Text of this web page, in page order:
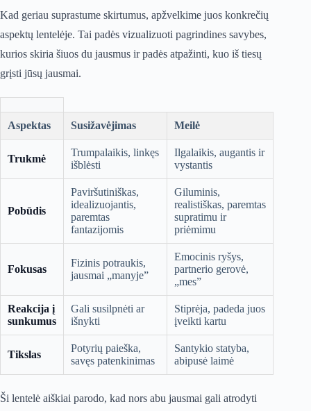
Kad geriau suprastume skirtumus, apžvelkime juos konkrečių
aspektų lentelėje. Tai padės vizualizuoti pagrindines savybes,
kurios skiria šiuos du jausmus ir padės atpažinti, kuo iš tiesų
grįsti jūsų jausmai.
Aspektas Susižavėjimas Meilė
Trukmė
Trumpalaikis, linkęs
išblėsti
Ilgalaikis, augantis ir
vystantis
Pobūdis
Paviršutiniškas,
idealizuojantis,
paremtas
fantazijomis
Giluminis,
realistiškas, paremtas
supratimu ir
priėmimu
Fokusas
Fizinis potraukis,
jausmai „manyje”
Emocinis ryšys,
partnerio gerovė,
„mes”
Reakcija į
sunkumus
Gali susilpnėti ar
išnykti
Stiprėja, padeda juos
įveikti kartu
Tikslas
Potyrių paieška,
savęs patenkinimas
Santykio statyba,
abipusė laimė
Ši lentelė aiškiai parodo, kad nors abu jausmai gali atrodyti